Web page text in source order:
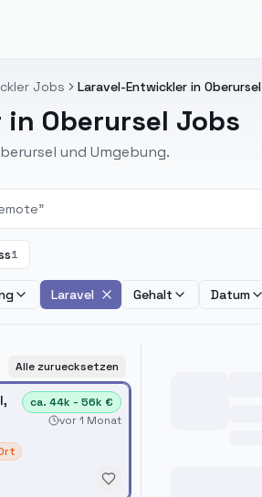
Jobs Laravel-Entwickler in Oberursel
Oberursel Jobs
und Umgebung.
1
Laravel Gehalt Datum
Alle zuruecksetzen
ca. 44k - 56k €
vor 1 Monat